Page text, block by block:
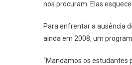
nos procuram. Elas
Para enfrentar a ausência
ainda em 2008, um
“Mandamos os estudantes